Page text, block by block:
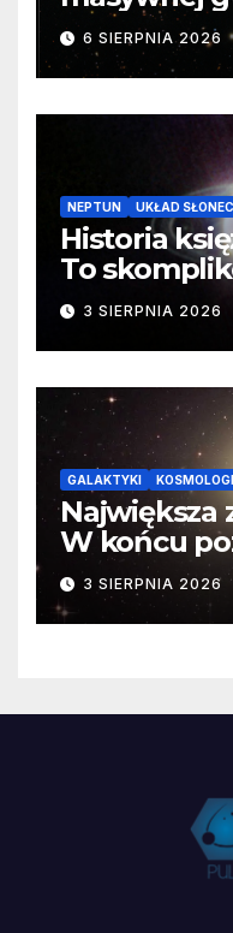
samego
cenne dane
6 SIERPNIA 2026
NEPTUN UKŁAD
Historia
To
3 SIERPNIA 2026
GALAKTYKI
Największa
W końcu
faktyczne
3 SIERPNIA 2026